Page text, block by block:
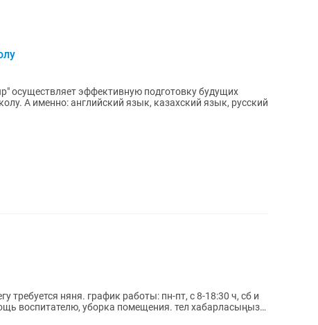
осуществляет эффективную подготовку будущих
А именно: английский язык, казахский язык, русский
требуется няня. график работы: пн-пт, с 8-18:30 ч, сб и